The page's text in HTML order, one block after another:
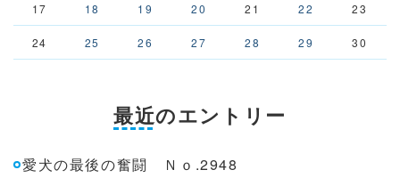
17 18 19 20 21 22 23
24 25 26 27 28 29 30
最近のエントリー
愛犬の最後の奮闘 Ｎｏ.2948